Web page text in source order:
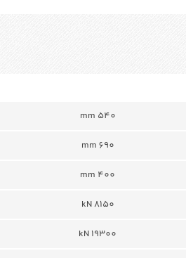
540 mm
690 mm
400 mm
8150 kN
19300 kN